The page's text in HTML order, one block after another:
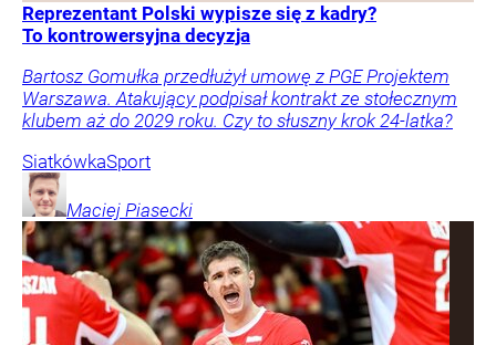
Reprezentant Polski wypisze się z kadry?
To kontrowersyjna decyzja
Bartosz Gomułka przedłużył umowę z PGE Projektem
Warszawa. Atakujący podpisał kontrakt ze stołecznym
klubem aż do 2029 roku. Czy to słuszny krok 24-latka?
SiatkówkaSport
Maciej Piasecki